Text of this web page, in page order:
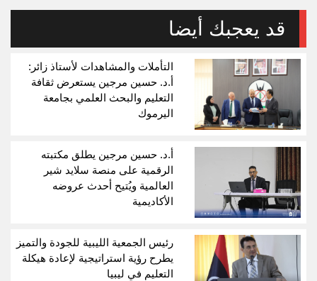
قد يعجبك أيضا
التأملات والمشاهدات لأستاذ زائر:
أ.د. حسين مرجين يستعرض ثقافة
التعليم والبحث العلمي بجامعة
اليرموك
أ.د. حسين مرجين يطلق مكتبته
الرقمية على منصة سلايد شير
العالمية ويُتيح أحدث عروضه
الأكاديمية
رئيس الجمعية الليبية للجودة والتميز
يطرح رؤية استراتيجية لإعادة هيكلة
التعليم في ليبيا